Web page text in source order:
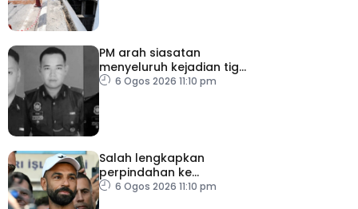
PM arah siasatan
menyeluruh kejadian tiga
anggota polis maut
6 Ogos 2026 11:10 pm
Salah lengkapkan
perpindahan ke
Trabzonspor
6 Ogos 2026 11:10 pm